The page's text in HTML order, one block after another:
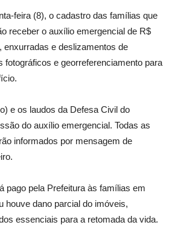
feira (8), o cadastro das famílias que
receber o auxílio emergencial de R$
enxurradas e deslizamentos de
e georreferenciamento para
e os laudos da Defesa Civil do
do auxílio emergencial. Todas as
informados por mensagem de
pago pela Prefeitura às famílias em
houve dano parcial do imóveis,
essenciais para a retomada da vida.